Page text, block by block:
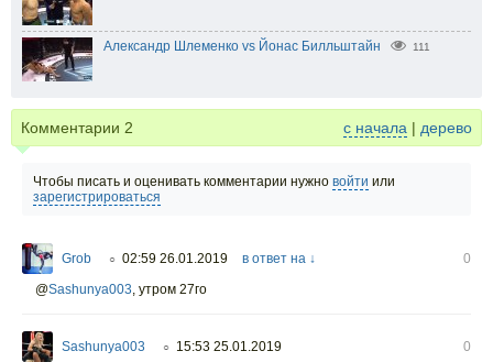
Александр Шлеменко vs Йонас Билльштайн 111
Комментарии 2 с начала | дерево
Чтобы писать и оценивать комментарии нужно войти или
зарегистрироваться
Grob ○ 02:59 26.01.2019 в ответ на ↓
0
@Sashunya003, утром 27го
Sashunya003 ○ 15:53 25.01.2019
0